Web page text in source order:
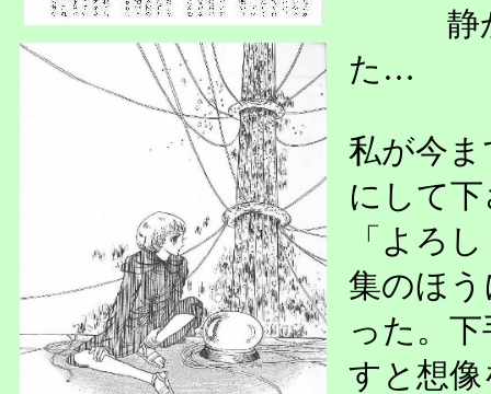
静
た…
私が今
にして
「よろ
集のほ
った。
すと想